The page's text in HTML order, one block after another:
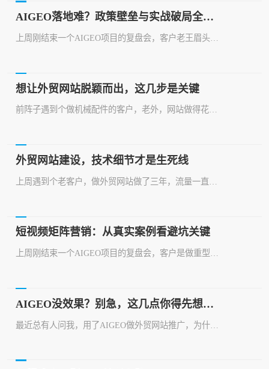
AIGEO落地难？政策壁垒与实战破局全解析
想让外贸网站脱颖而出，这几步是关键
前阵子遇到个做机械配件的客户，老外，网站做得花里胡哨，英文翻译都堆砌着关键词，结果询盘寥寥无几。一问才知道，人家连短视频矩阵营销都没动静，光靠那老掉牙的网站建设思路还想做外贸推广？这事儿让我想起不少类似的案例，外贸网站建设真不是简单堆砌页面，背后学问大着呢。咱们先看这个客户的情况。他的外贸网站，网站建设上花了大价钱，找的所谓"专业团队"做的，结果页面加载速度慢得像老爷车，关键产品介绍连个高清图都没...
外贸网站建设，技术细节才是生死线
短视频矩阵营销：从真实案例看避坑关键
上周刚结束一个AIGEO项目的复盘会，客户是做重型机械出口的，做了半年短视频矩阵营销，投入不低，但效果确实不咋地。老板直接甩话：“这钱花得，我怀疑连个螺丝钉都够买不了。”说实话，这事儿挺常见的。不少企业一头扎进外贸推广、短视频矩阵营销里，结果发现，投入产出比低得可怜。这背后，往往是几个关键点没踩对。先说说这客户的情况。他们自己组建团队搞短视频矩阵营销，从平台选型、内容策划到视频制作、账号运营，几乎...
AIGEO没效果？别急，这几点你得先想明白